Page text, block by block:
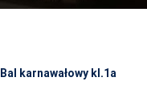
Bal karnawałowy kl.1a